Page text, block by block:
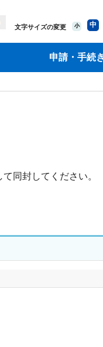
文字サイズの変更 小 中
申請・手続